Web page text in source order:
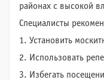
районах с высокой
Специалисты
1. Установить
2. Использовать
3. Избегать